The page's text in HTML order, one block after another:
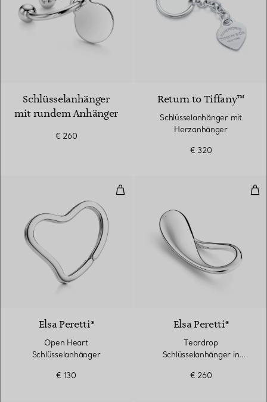
Schlüsselanhänger
mit rundem Anhänger
€ 260
Return to Tiffany™
Schlüsselanhänger mit
Herzanhänger
€ 320
Open Heart Schlüsselanhänger
Elsa Peretti®
Open Heart
Schlüsselanhänger
€ 130
Elsa Peretti®
Teardrop
Schlüsselanhänger in
€ 260